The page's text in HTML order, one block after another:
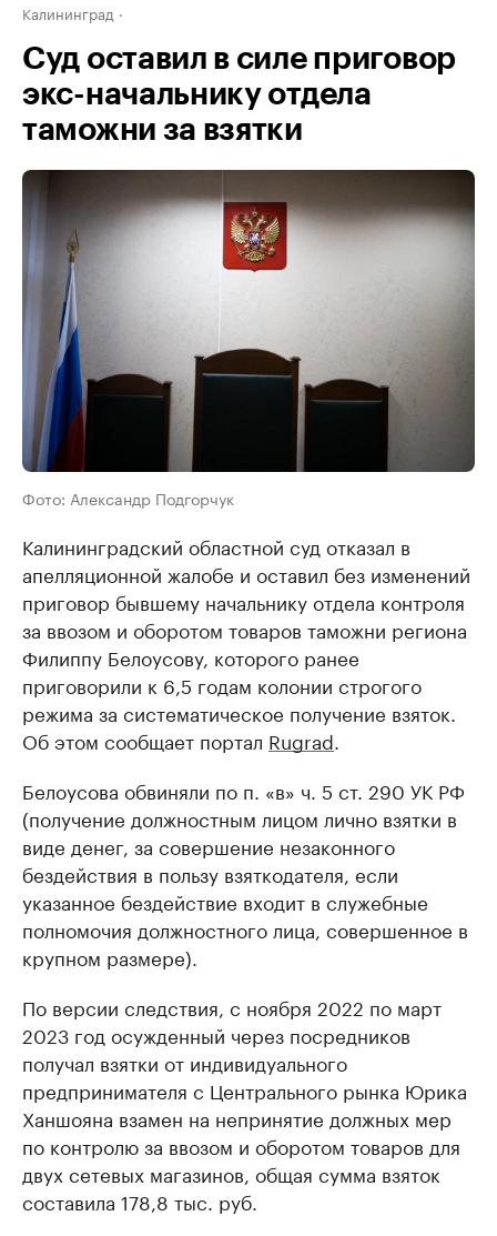
Калининград
Суд оставил в силе приговор
экс-начальнику отдела
таможни за взятки
Фото: Александр Подгорчук
Калининградский областной суд отказал в
апелляционной жалобе и оставил без изменений
приговор бывшему начальнику отдела контроля
за ввозом и оборотом товаров таможни региона
Филиппу Белоусову, которого ранее
приговорили к 6,5 годам колонии строгого
режима за систематическое получение взяток.
Об этом сообщает портал Rugrad
Белоусова обвиняли по п. «в» ч. 5 ст. 290 УК РФ
(получение должностным лицом лично взятки в
виде денег, за совершение незаконного
бездействия в пользу взяткодателя, если
указанное бездействие входит в служебные
полномочия должностного лица, совершенное в
крупном размере).
По версии следствия, с ноября 2022 по март
2023 год осужденный через посредников
получал взятки от индивидуального
предпринимателя с Центрального рынка Юрика
Ханшояна взамен на непринятие должных мер
по контролю за ввозом и оборотом товаров для
двух сетевых магазинов, общая сумма взяток
составила 178,8 тыс. руб.